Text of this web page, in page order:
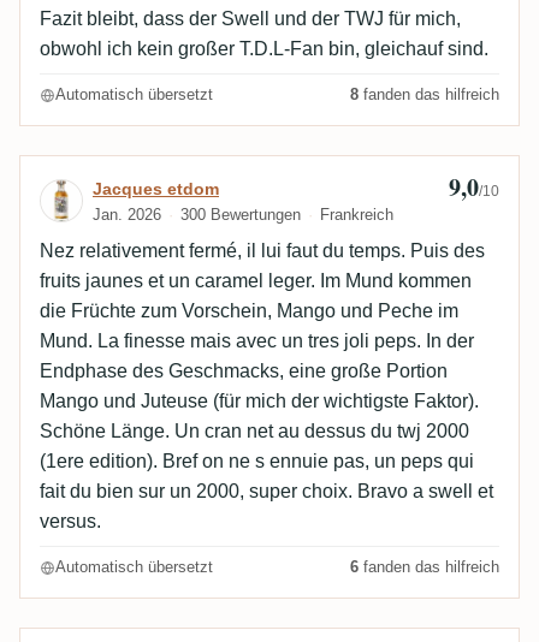
Fazit bleibt, dass der Swell und der TWJ für mich,
obwohl ich kein großer T.D.L-Fan bin, gleichauf sind.
Automatisch übersetzt 8 fanden das hilfreich
Bewertung von Jacques etdom
Jacques etdom
Jan. 2026 300 Bewertungen Frankreich
9,0/10
Nez relativement fermé, il lui faut du temps. Puis des
fruits jaunes et un caramel leger. Im Mund kommen
die Früchte zum Vorschein, Mango und Peche im
Mund. La finesse mais avec un tres joli peps. In der
Endphase des Geschmacks, eine große Portion
Mango und Juteuse (für mich der wichtigste Faktor).
Schöne Länge. Un cran net au dessus du twj 2000
(1ere edition). Bref on ne s ennuie pas, un peps qui
fait du bien sur un 2000, super choix. Bravo a swell et
versus.
Automatisch übersetzt 6 fanden das hilfreich